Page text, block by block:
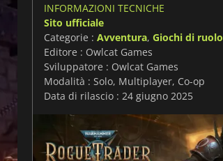
INFORMAZIONI TECNICHE
Sito ufficiale
Categorie : Avventura, Giochi di ruolo
Editore : Owlcat Games
Sviluppatore : Owlcat Games
Modalità : Solo, Multiplayer, Co-op
Data di rilascio : 24 giugno 2025